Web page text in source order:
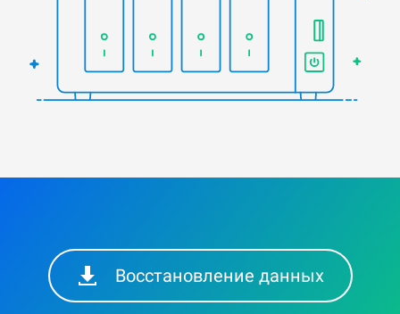
Восстановление данных